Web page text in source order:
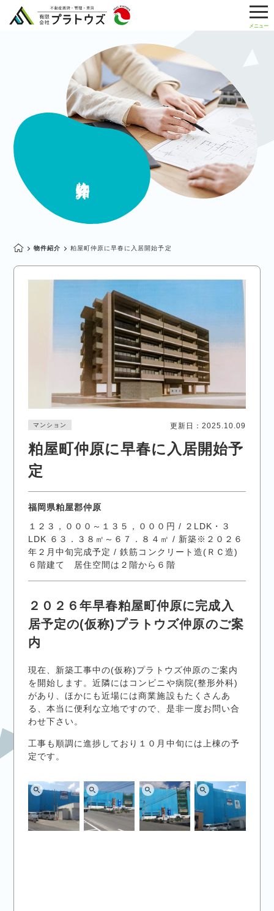
物件紹介 粕屋町仲原に早春に入居開始予定
マンション 更新日：2025.10.09
粕屋町仲原に早春に入居開始予
定
福岡県粕屋郡仲原
１２３，０００～１３５，０００円 / ２LDK・３
LDK ６３．３８㎡～６７．８４㎡ / 新築※２０２６
年２月中旬完成予定 / 鉄筋コンクリート造(ＲＣ造)
６階建て 居住空間は２階から６階
２０２６年早春粕屋町仲原に完成入
居予定の(仮称)プラトウズ仲原のご案
内
現在、新築工事中の(仮称)プラトウズ仲原のご案内
を開始します。近隣にはコンビニや病院(整形外科)
があり、ほかにも近場には商業施設もたくさんあ
る、本当に便利な立地ですので、是非一度お問い合
わせ下さい。
工事も順調に進捗しており１０月中旬には上棟の予
定です。